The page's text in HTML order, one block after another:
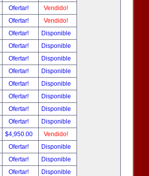
Ofertar!
Vendido!
Ofertar!
Vendido!
Ofertar!
Disponible
Ofertar!
Disponible
Ofertar!
Disponible
Ofertar!
Disponible
Ofertar!
Disponible
Ofertar!
Disponible
Ofertar!
Disponible
Ofertar!
Disponible
$4,950.00
Vendido!
Ofertar!
Disponible
Ofertar!
Disponible
Ofertar!
Disponible